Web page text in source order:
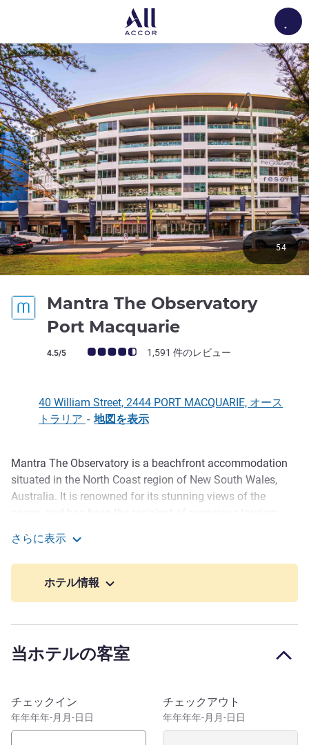
Mantra The Observatory
Port Macquarie
お客さまの声 (確認済みレビュー アコーホテルズ)
4.5/5 1,591 件のレビュー
54
40 William Street, 2444 PORT MACQUARIE, オース
トラリア - 地図を表示
説明
Mantra The Observatory is a beachfront accommodation
situated in the North Coast region of New South Wales,
Australia. It is renowned for its stunning views of the
awards, making it one of the most sought-after
accommodation options in the area. Visitors to Mantra The
Observatory are encouraged to hit the sand and surf, as
well as explore the coastal restaurants and retail stores of
In Port Macquarie on the North Coast of New South Wales,
ocean, and has been the recipient of numerous tourism
The Observatory is an ideal destination for visitors who
wish to enjoy the beach and surf. Visitors can also take
advantage of the numerous beaches, picnic areas and
さらに表示
ホテル情報
当ホテルの客室
このホテルを予約
チェックイン
年年年年-月月-日日
チェックアウト
年年年年-月月-日日